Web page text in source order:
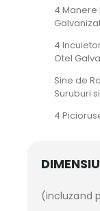
4 Manere
4
Otel
Sine de
Suruburi
4
(incluzand